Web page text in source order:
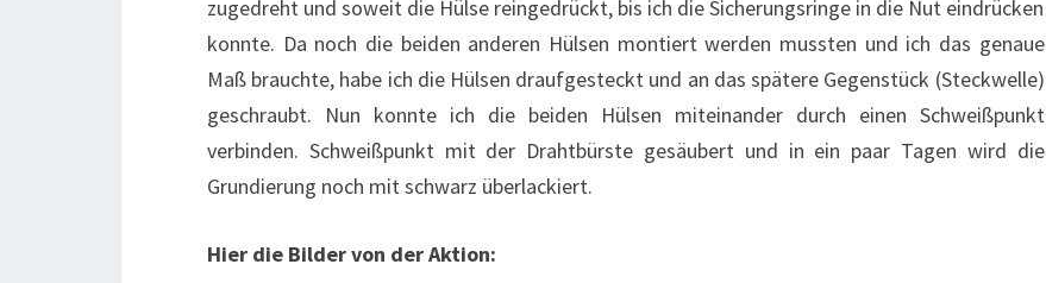
zugedreht und soweit die Hülse reingedrückt, bis ich die Sicherungsringe in die Nut eindrücken
konnte. Da noch die beiden anderen Hülsen montiert werden mussten und ich das genaue
Maß brauchte, habe ich die Hülsen draufgesteckt und an das spätere Gegenstück (Steckwelle)
geschraubt. Nun konnte ich die beiden Hülsen miteinander durch einen Schweißpunkt
verbinden. Schweißpunkt mit der Drahtbürste gesäubert und in ein paar Tagen wird die
Grundierung noch mit schwarz überlackiert.
Hier die Bilder von der Aktion: